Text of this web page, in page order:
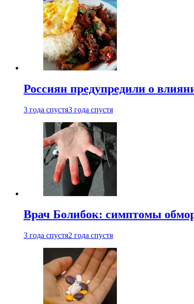
Россиян предупредили о
3 года спустя3 года спустя
Врач Болибок: симптомы
3 года спустя2 года спустя